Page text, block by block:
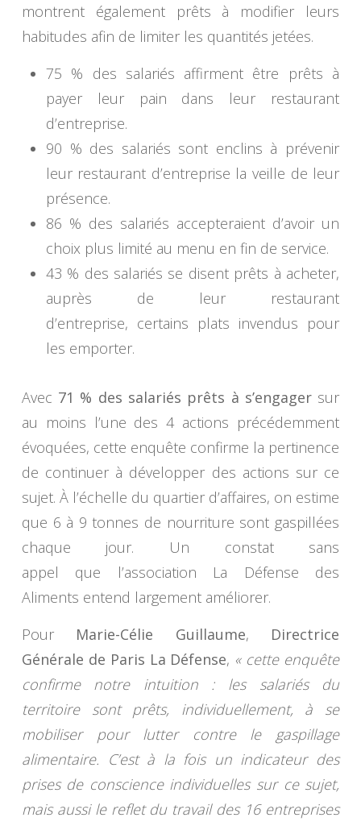
montrent également prêts à modifier leurs
habitudes afin de limiter les quantités jetées.
75 % des salariés affirment être prêts à
payer leur pain dans leur restaurant
d’entreprise.
90 % des salariés sont enclins à prévenir
leur restaurant d’entreprise la veille de leur
présence.
86 % des salariés accepteraient d’avoir un
choix plus limité au menu en fin de service.
43 % des salariés se disent prêts à acheter,
auprès de leur restaurant
d’entreprise, certains plats invendus pour
les emporter.
Avec 71 % des salariés prêts à s’engagersur
au moins l’une des 4 actions précédemment
évoquées, cette enquête confirme la pertinence
de continuer à développer des actions sur ce
sujet. À l’échelle du quartier d’affaires, on estime
que 6 à 9 tonnes de nourriture sont gaspillées
chaque jour. Un constat sans
appel que l’association La Défense des
Aliments entend largement améliorer.
Pour Marie-Célie Guillaume, Directrice
Générale de Paris La Défense, « cette enquête
confirme notre intuition : les salariés du
territoire sont prêts, individuellement, à se
mobiliser pour lutter contre le gaspillage
alimentaire. C’est à la fois un indicateur des
prises de conscience individuelles sur ce sujet,
mais aussi le reflet du travail des 16 entreprises